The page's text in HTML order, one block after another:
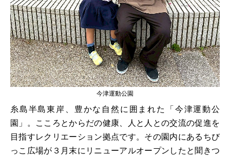
〒819-0165 福岡市西区今津4760
092-806-7667
水
9:00-12:00 ● ● ● ● ● ×
13:30-17:00 ● ● ● ×
今津運動公園
糸島半島東岸、豊かな自然に囲まれた「今津運動公
園」。こころとからだの健康、人と人との交流の促進を
目指すレクリエーション拠点です。その園内にあるちび
っこ広場が３月末にリニューアルオープンしたと聞きつ